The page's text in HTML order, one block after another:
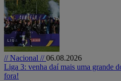
// Nacional //06.08.2026
Liga 3: venha daí mais uma grande
fora!